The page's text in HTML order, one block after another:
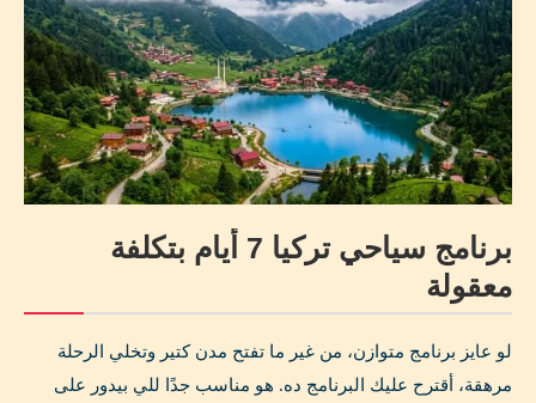
برنامج سياحي تركيا 7 أيام بتكلفة
معقولة
لو عايز برنامج متوازن، من غير ما تفتح مدن كتير وتخلي الرحلة
مرهقة، أقترح عليك البرنامج ده. هو مناسب جدًا للي بيدور على